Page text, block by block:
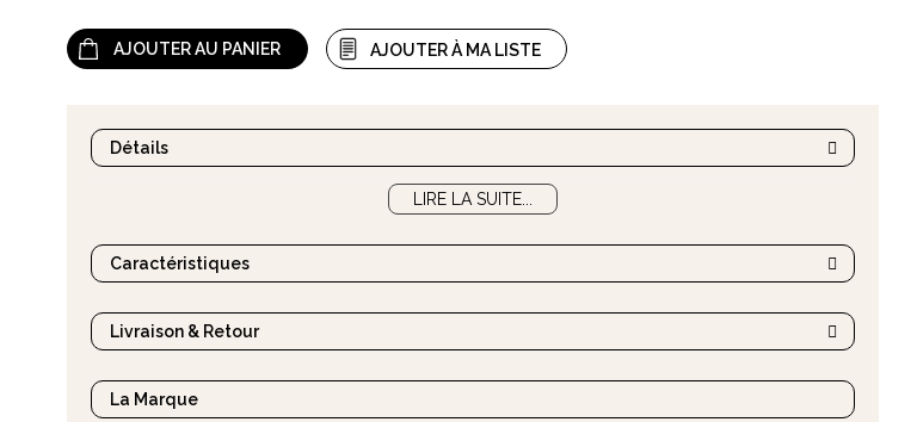
AJOUTER AU PANIER AJOUTER À MA LISTE
Détails
de la marque Vent du Sud
LIRE LA SUITE...
Caractéristiques
Livraison & Retour
La Marque